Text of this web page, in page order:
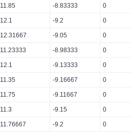
11.85 -8.83333 0
12.1 -9.2 0
12.31667 -9.05 0
11.23333 -8.98333 0
12.1 -9.13333 0
11.35 -9.16667 0
11.75 -9.11667 0
11.3 -9.15 0
11.76667 -9.2 0